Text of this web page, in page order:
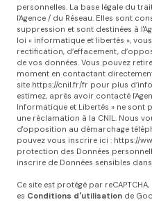
personnelles. La base légale du
l'Agence / du Réseau. Elles sont
suppression et sont destinées à
loi « informatique et libertés »,
rectification, d’effacement,
de vos données. Vous pouvez
moment en contactant directement
site https://cnil.fr/fr pour plus
estimez, après avoir contacté
Informatique et Libertés » ne sont
une réclamation à la CNIL. Nous
d'opposition au démarchage
pouvez vous inscrire ici : https://
protection des Données
inscrire de Données sensibles
Ce site est protégé par reCAPTCHA,
es Conditions d'utilisation de